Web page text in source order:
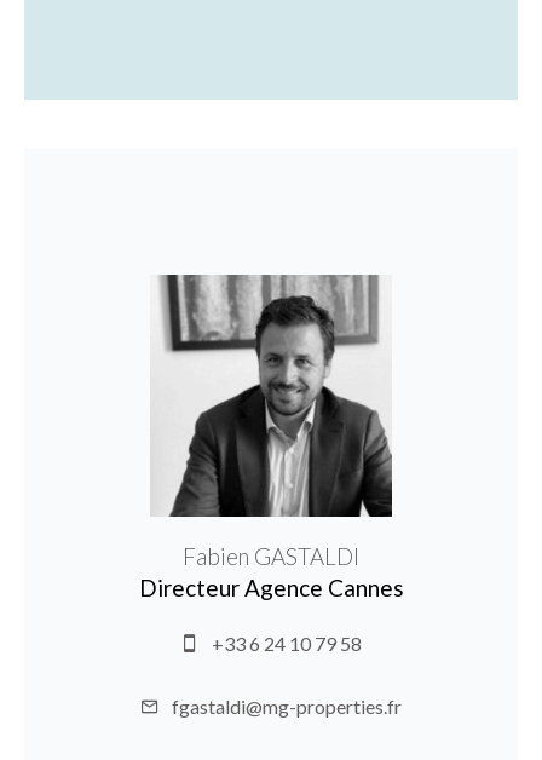
Fabien GASTALDI
Directeur Agence Cannes
+33 6 24 10 79 58
fgastaldi@mg-properties.fr